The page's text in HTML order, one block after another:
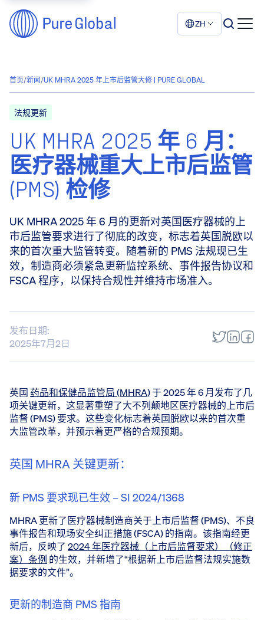
ZH
首页/新闻/UK MHRA 2025 年上市后监管大修 | PURE GLOBAL
法规更新
UK MHRA 2025 年 6 月：
医疗器械重大上市后监管
(PMS) 检修
UK MHRA 2025 年 6 月的更新对英国医疗器械的上
市后监管要求进行了彻底的改变，标志着英国脱欧以
来的首次重大监管转变。随着新的 PMS 法规现已生
效，制造商必须紧急更新监控系统、事件报告协议和
FSCA 程序，以保持合规性并维持市场准入。
发布日期:
2025年7月2日
英国 药品和保健品监管局 (MHRA)于 2025 年 6 月发布了几
项关键更新，这显著重塑了大不列颠地区医疗器械的上市后
监督 (PMS) 要求。这些变化标志着英国脱欧以来的首次重
大监管改革，并预示着更严格的合规预期。
英国 MHRA 关键更新：
新 PMS 要求现已生效 – SI 2024/1368
MHRA 更新了医疗器械制造商关于上市后监督 (PMS)、不良
事件报告和现场安全纠正措施 (FSCA) 的指南。该指南经更
新后，反映了 2024 年医疗器械（上市后监督要求）（修正
案）条例 的生效，并新增了“根据新上市后监督法规实施数
据要求的文件”。
更新的制造商 PMS 指南